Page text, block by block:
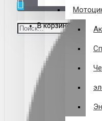
В корзине пусто!